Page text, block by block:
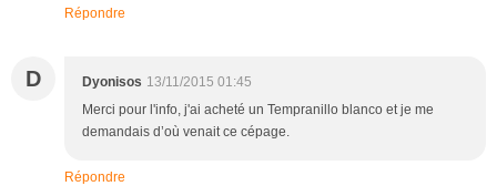
Répondre
D Dyonisos 13/11/2015 01:45
Merci pour l'info, j'ai acheté un Tempranillo blanco et je me
demandais d’où venait ce cépage.
Répondre